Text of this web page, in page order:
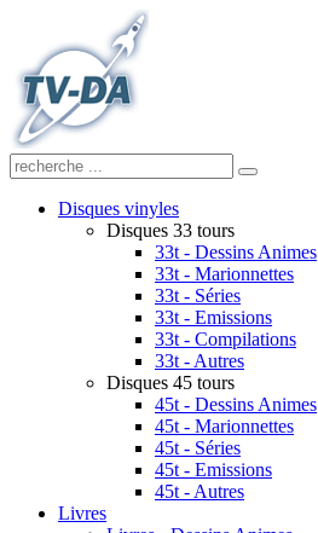
Disques vinyles
Disques 33 tours
33t - Dessins Animes
33t - Marionnettes
33t - Séries
33t - Emissions
33t - Compilations
33t - Autres
Disques 45 tours
45t - Dessins Animes
45t - Marionnettes
45t - Séries
45t - Emissions
45t - Autres
Livres